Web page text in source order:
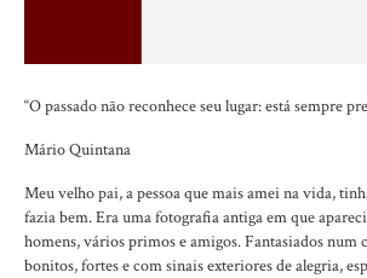
“O passado não reconhece seu lugar: está sempre
Mário Quintana
Meu velho pai, a pessoa que mais amei na vida,
fazia bem. Era uma fotografia antiga em que
homens, vários primos e amigos. Fantasiados num
bonitos, fortes e com sinais exteriores de alegria,